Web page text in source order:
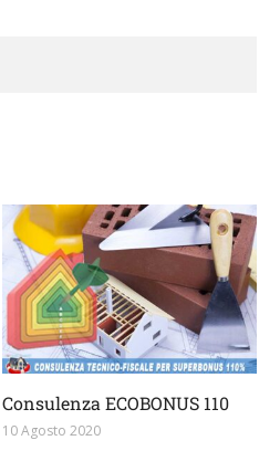
Consulenza ECOBONUS 110
10 Agosto 2020